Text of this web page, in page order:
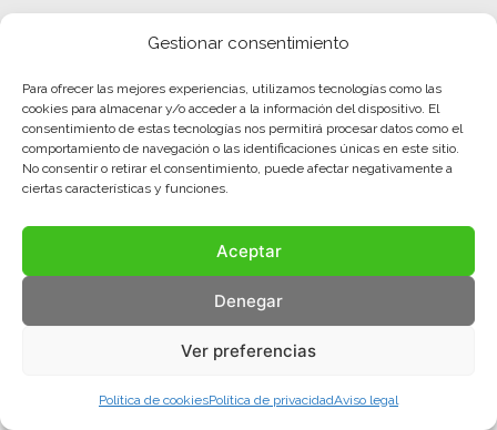
Gestionar consentimiento
Para ofrecer las mejores experiencias, utilizamos tecnologías como las
cookies para almacenar y/o acceder a la información del dispositivo. El
consentimiento de estas tecnologías nos permitirá procesar datos como el
comportamiento de navegación o las identificaciones únicas en este sitio.
No consentir o retirar el consentimiento, puede afectar negativamente a
ciertas características y funciones.
Aceptar
Denegar
Ver preferencias
Política de cookiesPolítica de privacidadAviso legal
© COMA, 2022Todos los derechos reservados